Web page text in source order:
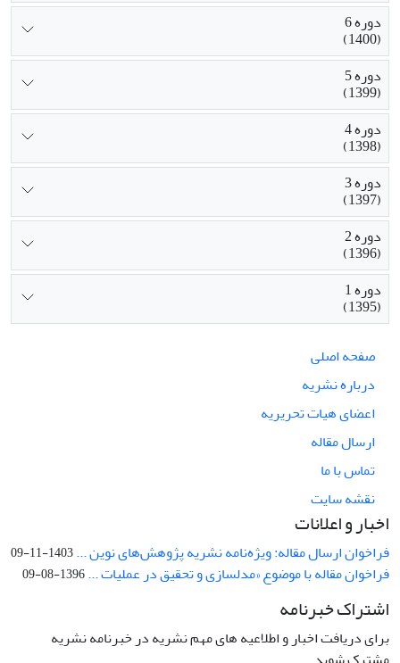
دوره 6
(1400)
دوره 5
(1399)
دوره 4
(1398)
دوره 3
(1397)
دوره 2
(1396)
دوره 1
(1395)
صفحه اصلی
درباره نشریه
اعضای هیات تحریریه
ارسال مقاله
تماس با ما
نقشه سایت
اخبار و اعلانات
فراخوان ارسال مقاله: ویژه‌نامه نشریه پژوهش‌های نوین ...1403-11-09
فراخوان مقاله با موضوع «مدلسازی و تحقیق در عملیات ...1396-08-09
اشتراک خبرنامه
برای دریافت اخبار و اطلاعیه های مهم نشریه در خبرنامه نشریه